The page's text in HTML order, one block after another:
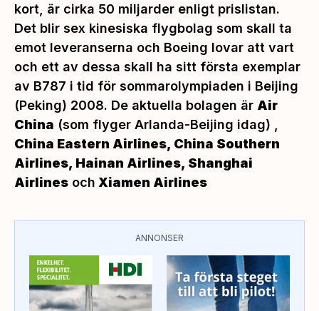
kort, är cirka 50 miljarder enligt prislistan.
Det blir sex kinesiska flygbolag som skall ta
emot leveranserna och Boeing lovar att vart
och ett av dessa skall ha sitt första exemplar
av B787 i tid för sommarolympiaden i Beijing
(Peking) 2008. De aktuella bolagen är Air
China (som flyger Arlanda-Beijing idag) ,
China Eastern Airlines, China Southern
Airlines, Hainan Airlines, Shanghai
Airlines och Xiamen Airlines
ANNONSER